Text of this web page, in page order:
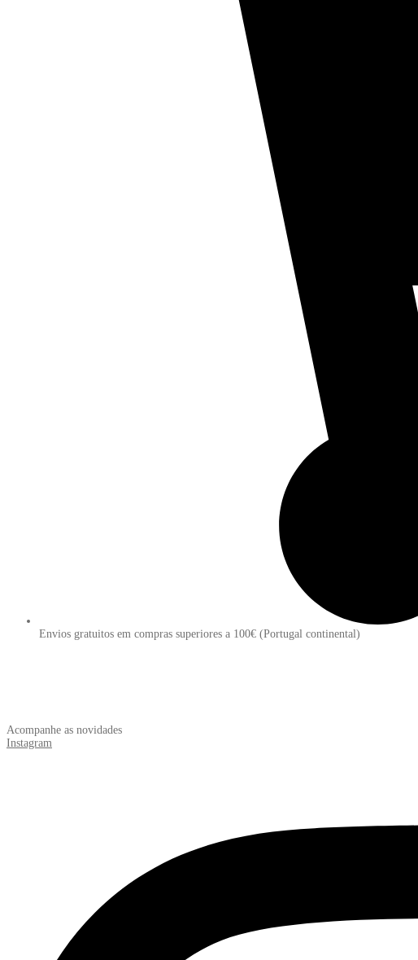
Envios gratuitos em compras superiores a 100€ (Portugal continental)
Acompanhe as novidades
Instagram